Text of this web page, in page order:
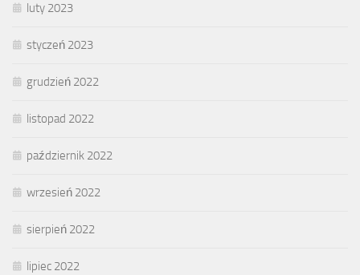
luty 2023
styczeń 2023
grudzień 2022
listopad 2022
październik 2022
wrzesień 2022
sierpień 2022
lipiec 2022